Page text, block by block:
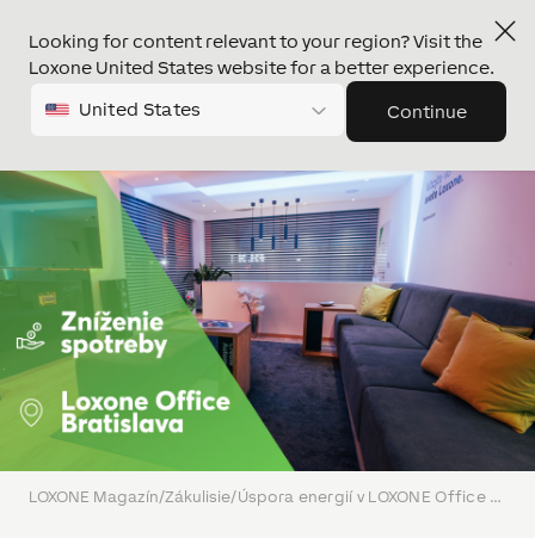
Looking for content relevant to your region? Visit the
Loxone United States website for a better experience.
United States Continue
LOXONE Magazín/Zákulisie/ Úspora energií v LOXONE Office v Bratislave vďaka energetickému managementu